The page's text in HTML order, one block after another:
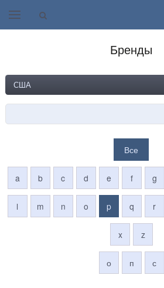
Бренды
Все
a b c d e f g
l m n o p q r
x z
о п с